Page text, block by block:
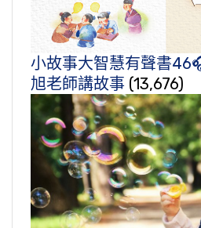
小故事大智慧有聲書
旭老師講故事 (13,676)